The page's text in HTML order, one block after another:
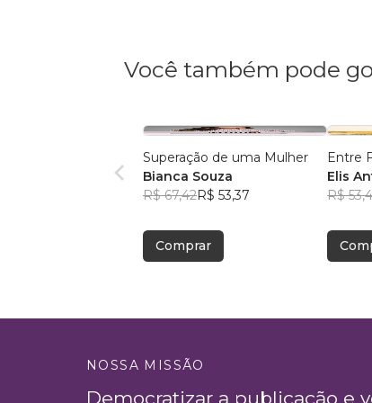
Você também pode
Superação de uma Mulher
Bianca Souza
R$ 67,42R$ 53,37
Comprar
Entre
Elis
R$
NOSSA MISSÃO
Democratizar a publicação e